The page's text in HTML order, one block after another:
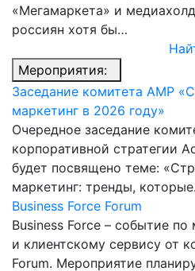
«Мегамаркета» и
россиян хотя бы…
Мероприятия:
Заседание комитета АМР
маркетинг в 2026 году»
Очередное заседание
корпоративной стратегии
будет посвящено теме:
маркетинг: тренды,
Business Force Forum
Business Force – событие
и клиентскому сервису от
Forum. Мероприятие